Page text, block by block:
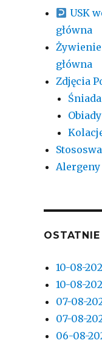
USK
główna
główna
Zdjęcia
Obiady
Alergeny
OSTATNIE
10-08-
10-08-
07-08-
07-08-
06-08-